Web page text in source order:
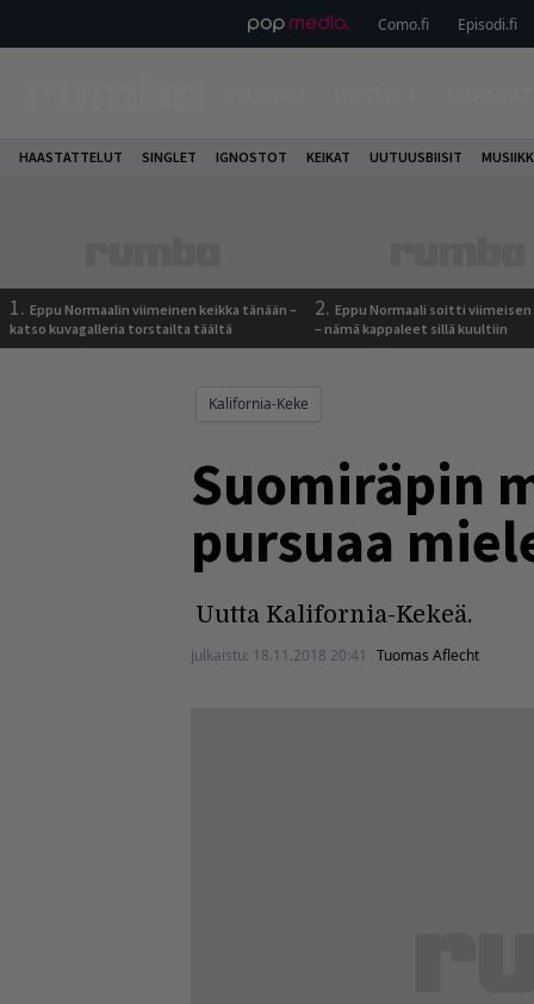
Como.fi Episodi.fi
HAASTATTELUT SINGLET IGNOSTOT KEIKAT UUTUUSBIISIT
1. Eppu Normaalin viimeinen keikka tänään –
katso kuvagalleria torstailta täältä
2. Eppu Normaali soitti viimeisen
– nämä kappaleet sillä kuultiin
Kalifornia-Keke
Suomiräpin
pursuaa
Uutta Kalifornia-Kekeä.
Julkaistu: 18.11.2018 20:41 Tuomas Aflecht